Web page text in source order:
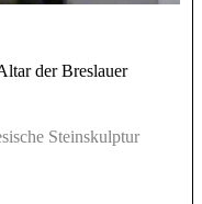
der Breslauer
Steinskulptur